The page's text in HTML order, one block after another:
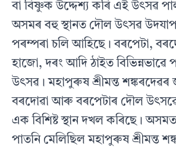
বা বিষ্ণুক উদ্দেশ্য কৰি এই উৎসৱ
অসমৰ বহু স্থানত দৌল উৎসৱ
পৰম্পৰা চলি আহিছে। বৰপেটা,
হাজো, দৰং আদি ঠাইত
উৎসৱ। মহাপুৰুষ শ্ৰীমন্ত শঙ্কৰদেৱৰ
বৰদোৱা আৰু বৰপেটাৰ দৌল
এক বিশিষ্ট স্থান দখল কৰিছে।
পাতনি মেলিছিল মহাপুৰুষ শ্ৰীমন্ত